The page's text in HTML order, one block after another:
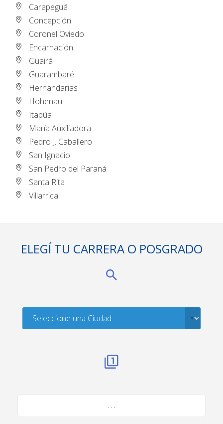
Carapeguá
Concepción
Coronel Oviedo
Encarnación
Guairá
Guarambaré
Hernandarias
Hohenau
Itapúa
María Auxiliadora
Pedro J. Caballero
San Ignacio
San Pedro del Paraná
Santa Rita
Villarrica
ELEGÍ TU CARRERA O POSGRADO
. . .